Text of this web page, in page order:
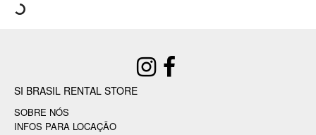
SI BRASIL RENTAL STORE
SOBRE NÓS
INFOS PARA LOCAÇÃO